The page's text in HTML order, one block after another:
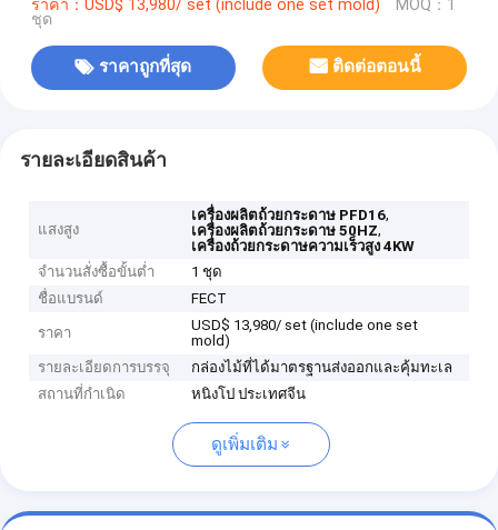
ราคา：USD$ 13,980/ set (include one set mold) MOQ：1
ชุด
ราคาถูกที่สุด ติดต่อตอนนี้
รายละเอียดสินค้า
แสงสูง
เครื่องผลิตถ้วยกระดาษ PFD16,
เครื่องผลิตถ้วยกระดาษ 50HZ,
เครื่องถ้วยกระดาษความเร็วสูง 4KW
จำนวนสั่งซื้อขั้นต่ำ
1 ชุด
ชื่อแบรนด์
FECT
ราคา
USD$ 13,980/ set (include one set
mold)
รายละเอียดการบรรจุ
กล่องไม้ที่ได้มาตรฐานส่งออกและคุ้มทะเล
สถานที่กำเนิด
หนิงโป ประเทศจีน
ดูเพิ่มเติม